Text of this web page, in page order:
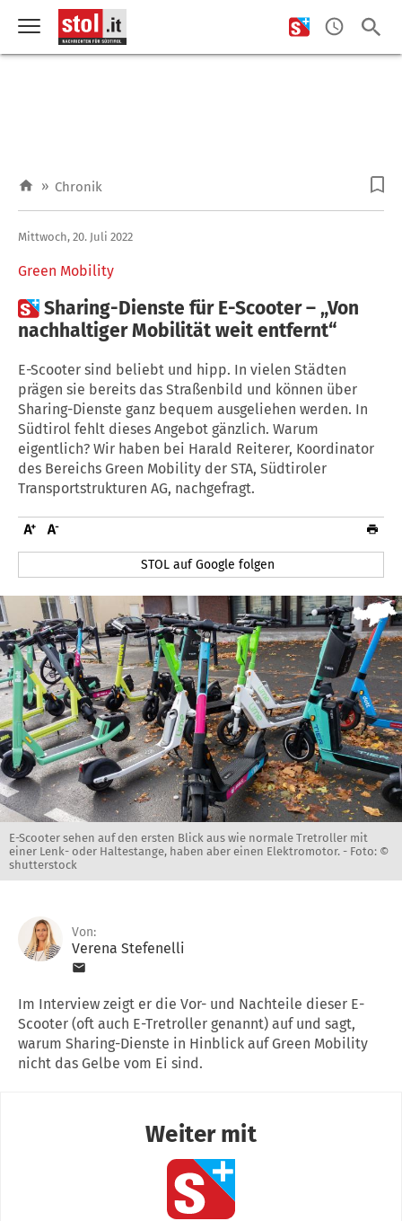
» Chronik
Green Mobility
Mittwoch, 20. Juli 2022
Sharing-Dienste für E-Scooter – „Von
nachhaltiger Mobilität weit entfernt“
E-Scooter sind beliebt und hipp. In vielen Städten
prägen sie bereits das Straßenbild und können über
Sharing-Dienste ganz bequem ausgeliehen werden. In
Südtirol fehlt dieses Angebot gänzlich. Warum
eigentlich? Wir haben bei Harald Reiterer, Koordinator
des Bereichs Green Mobility der STA, Südtiroler
Transportstrukturen AG, nachgefragt.
STOL auf Google folgen
E-Scooter sehen auf den ersten Blick aus wie normale Tretroller mit
einer Lenk- oder Haltestange, haben aber einen Elektromotor. - Foto: ©
shutterstock
Von:
Verena Stefenelli
Im Interview zeigt er die Vor- und Nachteile dieser E-
Scooter (oft auch E-Tretroller genannt) auf und sagt,
warum Sharing-Dienste in Hinblick auf Green Mobility
nicht das Gelbe vom Ei sind.